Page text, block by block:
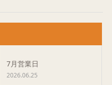
7月営業日
2026.06.25